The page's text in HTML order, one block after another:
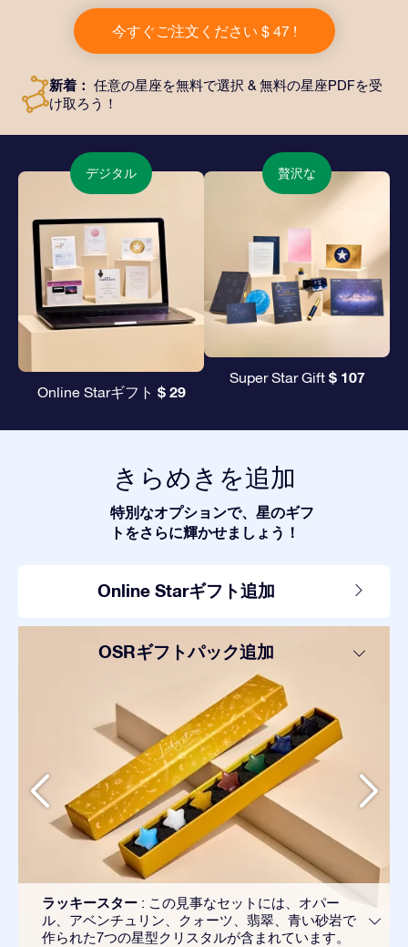
所に送付される美しい封筒とカスタマイズされたドキュ
メント、デジタルドキュメントが含まれている他、弊社
のアプリを無料で利用できます。大切や人や友達に永遠
今すぐご注文ください $ 47 !
新着： 任意の星座を無料で選択 & 無料の星座PDFを受
け取ろう！
デジタル
Online Starギフト $ 29
贅沢な
Super Star Gift $ 107
きらめきを追加
特別なオプションで、星のギフ
トをさらに輝かせましょう！
Online Starギフト追加
OSRギフトパック追加
ラッキースター : この見事なセットには、オパー
ル、アベンチュリン、クォーツ、翡翠、青い砂岩で
作られた7つの星型クリスタルが含まれています。